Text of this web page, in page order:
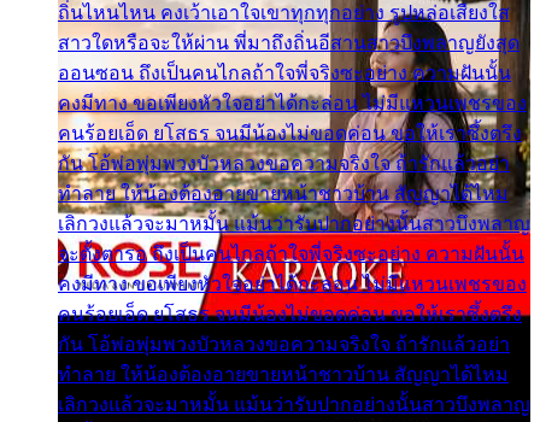
ถิ่นไหนไหน คงเว้าเอาใจเขาทุกทุกอย่าง รูปหล่อเสียงใส
สาวใดหรือจะให้ผ่าน พี่มาถึงถิ่นอีสานสาวบึงพลาญยังสุด
ออนซอน ถึงเป็นคนไกลถ้าใจพี่จริงซะอย่าง ความฝันนั้น
คงมีทาง ขอเพียงหัวใจอย่าได้กะล่อน ไม่มีแหวนเพชรของ
คนร้อยเอ็ด ยโสธร จนมีน้องไม่ขอดค่อน ขอให้เราซึ้งตรึง
กัน โอ้พ่อพุ่มพวงบัวหลวงขอความจริงใจ ถ้ารักแล้วอย่า
ทำลาย ให้น้องต้องอายขายหน้าชาวบ้าน สัญญาได้ไหม
เลิกวงแล้วจะมาหมั้น แม้นว่ารับปากอย่างนั้นสาวบึงพลาญ
จะตั้งตารอ ถึงเป็นคนไกลถ้าใจพี่จริงซะอย่าง ความฝันนั้น
คงมีทาง ขอเพียงหัวใจอย่าได้กะล่อน ไม่มีแหวนเพชรของ
คนร้อยเอ็ด ยโสธร จนมีน้องไม่ขอดค่อน ขอให้เราซึ้งตรึง
กัน โอ้พ่อพุ่มพวงบัวหลวงขอความจริงใจ ถ้ารักแล้วอย่า
ทำลาย ให้น้องต้องอายขายหน้าชาวบ้าน สัญญาได้ไหม
เลิกวงแล้วจะมาหมั้น แม้นว่ารับปากอย่างนั้นสาวบึงพลาญ